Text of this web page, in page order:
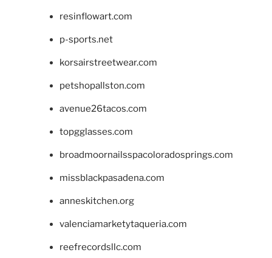
resinflowart.com
p-sports.net
korsairstreetwear.com
petshopallston.com
avenue26tacos.com
topgglasses.com
broadmoornailsspacoloradosprings.com
missblackpasadena.com
anneskitchen.org
valenciamarketytaqueria.com
reefrecordsllc.com